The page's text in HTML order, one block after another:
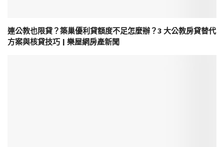
連公教也限貸？築巢優利貸額度不足怎麼辦？3 大公教房貸替代
方案與核貸技巧 | 樂屋網房產新聞